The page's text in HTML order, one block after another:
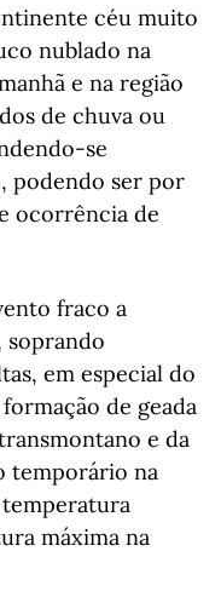
céu muito
nublado na
e na região
de chuva ou
se
podendo ser por
ocorrência de
fraco a
soprando
em especial do
de geada
e da
temporário na
temperatura
máxima na